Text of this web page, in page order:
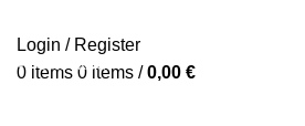
Login / Register
0 items 0 items / 0,00 €
Checkout